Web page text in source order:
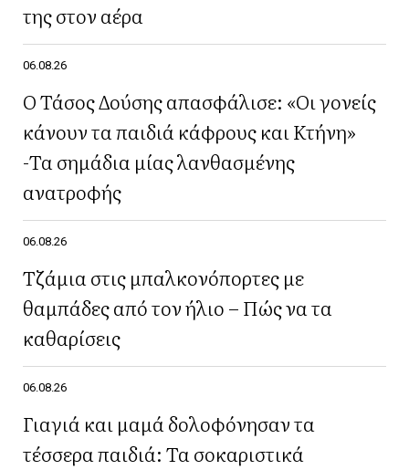
της στον αέρα
06.08.26
Ο Τάσος Δούσης απασφάλισε: «Οι γονείς
κάνουν τα παιδιά κάφρους και Κτήνη»
-Τα σημάδια μίας λανθασμένης
ανατροφής
06.08.26
Τζάμια στις μπαλκονόπορτες με
θαμπάδες από τον ήλιο – Πώς να τα
καθαρίσεις
06.08.26
Γιαγιά και μαμά δολοφόνησαν τα
τέσσερα παιδιά: Τα σοκαριστικά